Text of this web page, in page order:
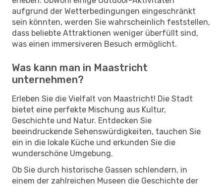
aufgrund der Wetterbedingungen eingeschränkt
sein könnten, werden Sie wahrscheinlich feststellen,
dass beliebte Attraktionen weniger überfüllt sind,
was einen immersiveren Besuch ermöglicht.
Was kann man in Maastricht
unternehmen?
Erleben Sie die Vielfalt von Maastricht! Die Stadt
bietet eine perfekte Mischung aus Kultur,
Geschichte und Natur. Entdecken Sie
beeindruckende Sehenswürdigkeiten, tauchen Sie
ein in die lokale Küche und erkunden Sie die
wunderschöne Umgebung.
Ob Sie durch historische Gassen schlendern, in
einem der zahlreichen Museen die Geschichte der